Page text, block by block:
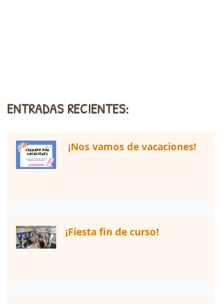
ENTRADAS RECIENTES:
¡Nos vamos de vacaciones!
¡Fiesta fin de curso!